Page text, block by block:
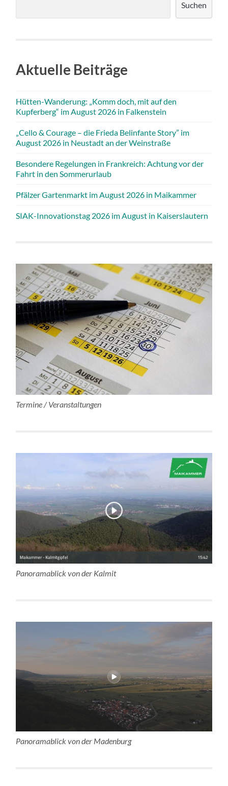
Suchen
Aktuelle Beiträge
Hütten-Wanderung: „Komm doch, mit auf den
Kupferberg“ im August 2026 in Falkenstein
„Cello & Courage – die Frieda Belinfante Story” im
August 2026 in Neustadt an der Weinstraße
Besondere Regelungen in Frankreich: Achtung vor der
Fahrt in den Sommerurlaub
Pfälzer Gartenmarkt im August 2026 in Maikammer
SIAK-Innovationstag 2026 im August in Kaiserslautern
Termine / Veranstaltungen
Panoramablick von der Kalmit
Panoramablick von der Madenburg